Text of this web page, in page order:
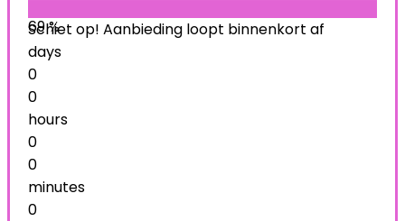
69 %
Schiet op! Aanbieding loopt binnenkort af
days
0
0
hours
0
0
minutes
0